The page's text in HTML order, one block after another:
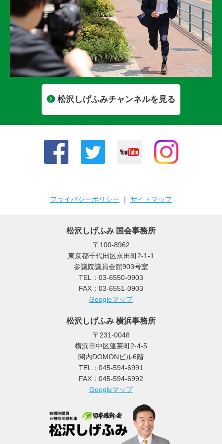
松沢しげふみチャンネルを見る
プライバシーポリシー ｜ サイトマップ
松沢しげふみ 国会事務所
〒100-8962
東京都千代田区永田町2-1-1
参議院議員会館903号室
TEL：03-6550-0903
FAX：03-6551-0903
Googleマップ
松沢しげふみ 横浜事務所
〒231-0048
横浜市中区蓬莱町2-4-5
関内DOMONビル6階
TEL：045-594-6991
FAX：045-594-6992
Googleマップ